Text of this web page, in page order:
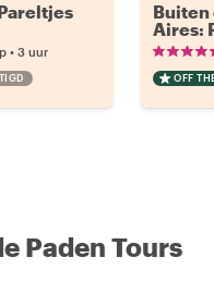
• 3 uur
Buiten
Aires:
OFF
Paden Tours